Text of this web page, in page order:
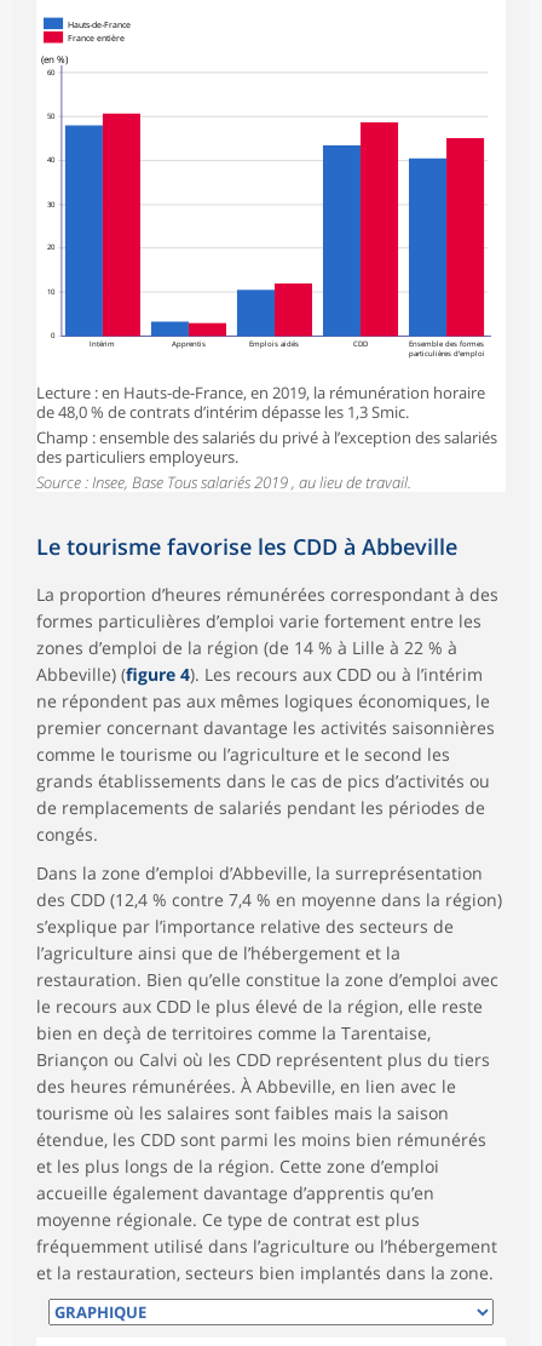
0
10
20
30
40
50
60
(en %)
Intérim Apprentis Emplois aidés CDD
Ensemble des formes
particulières d’emploi
Hauts-de-France
France entière
Lecture : en Hauts-de-France, en 2019, la rémunération horaire
de 48,0 % de contrats d’intérim dépasse les 1,3 Smic.
Champ : ensemble des salariés du privé à l’exception des salariés
des particuliers employeurs.
Source : Insee, Base Tous salariés 2019 , au lieu de travail.
Le tourisme favorise les CDD à Abbeville
La proportion d’heures rémunérées correspondant à des
formes particulières d’emploi varie fortement entre les
zones d’emploi de la région (de 14 % à Lille à 22 % à
Abbeville) (figure 4). Les recours aux CDD ou à l’intérim
ne répondent pas aux mêmes logiques économiques, le
premier concernant davantage les activités saisonnières
comme le tourisme ou l’agriculture et le second les
grands établissements dans le cas de pics d’activités ou
de remplacements de salariés pendant les périodes de
congés.
Dans la zone d’emploi d’Abbeville, la surreprésentation
des CDD (12,4 % contre 7,4 % en moyenne dans la région)
s’explique par l’importance relative des secteurs de
l’agriculture ainsi que de l’hébergement et la
restauration. Bien qu’elle constitue la zone d’emploi avec
le recours aux CDD le plus élevé de la région, elle reste
bien en deçà de territoires comme la Tarentaise,
Briançon ou Calvi où les CDD représentent plus du tiers
des heures rémunérées. À Abbeville, en lien avec le
tourisme où les salaires sont faibles mais la saison
étendue, les CDD sont parmi les moins bien rémunérés
et les plus longs de la région. Cette zone d’emploi
accueille également davantage d’apprentis qu’en
moyenne régionale. Ce type de contrat est plus
fréquemment utilisé dans l’agriculture ou l’hébergement
et la restauration, secteurs bien implantés dans la zone.